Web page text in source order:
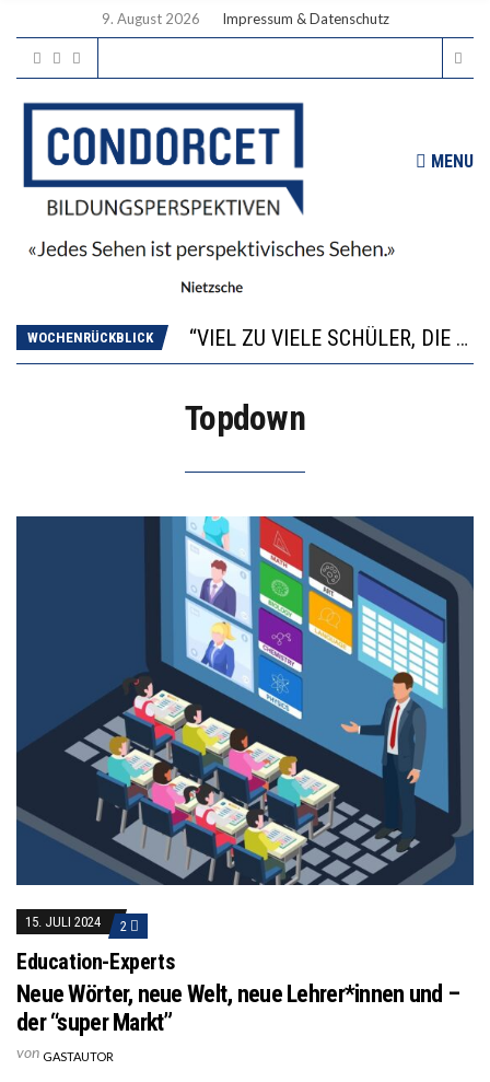
9. August 2026 Impressum & Datenschutz
MENU
WOCHENRÜCKBLICK
“VIEL ZU VIELE SCHÜLER, DIE GEMESSEN AN IHREN FÄHIGKEITEN GAR NICHT ANS GYMNASIUM GEHÖREN”
DIE GANZE HILFLOSIGKEIT DES BILDUNGSBÜRGERTUMS
Topdown
15. JULI 2024 2
Education-Experts
Neue Wörter, neue Welt, neue Lehrer*innen und –
der “super Markt”
von GASTAUTOR